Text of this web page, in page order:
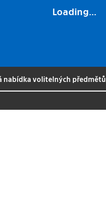
Loading...
nabídka volitelných předmětů